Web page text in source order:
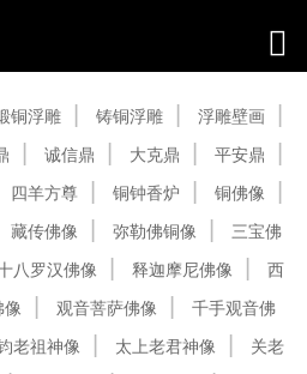
铜浮雕 铸铜浮雕
浮雕壁画
诚信鼎 大克鼎
平安鼎
四羊方尊 铜钟香炉
铜佛像
藏传佛像 弥勒佛铜像
三宝佛
八罗汉佛像 释迦摩尼佛像
西
像 观音菩萨佛像
千手观音佛
老祖神像 太上老君神像
关老